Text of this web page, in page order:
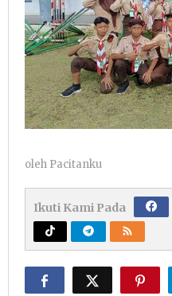
oleh Pacitanku
Ikuti Kami Pada